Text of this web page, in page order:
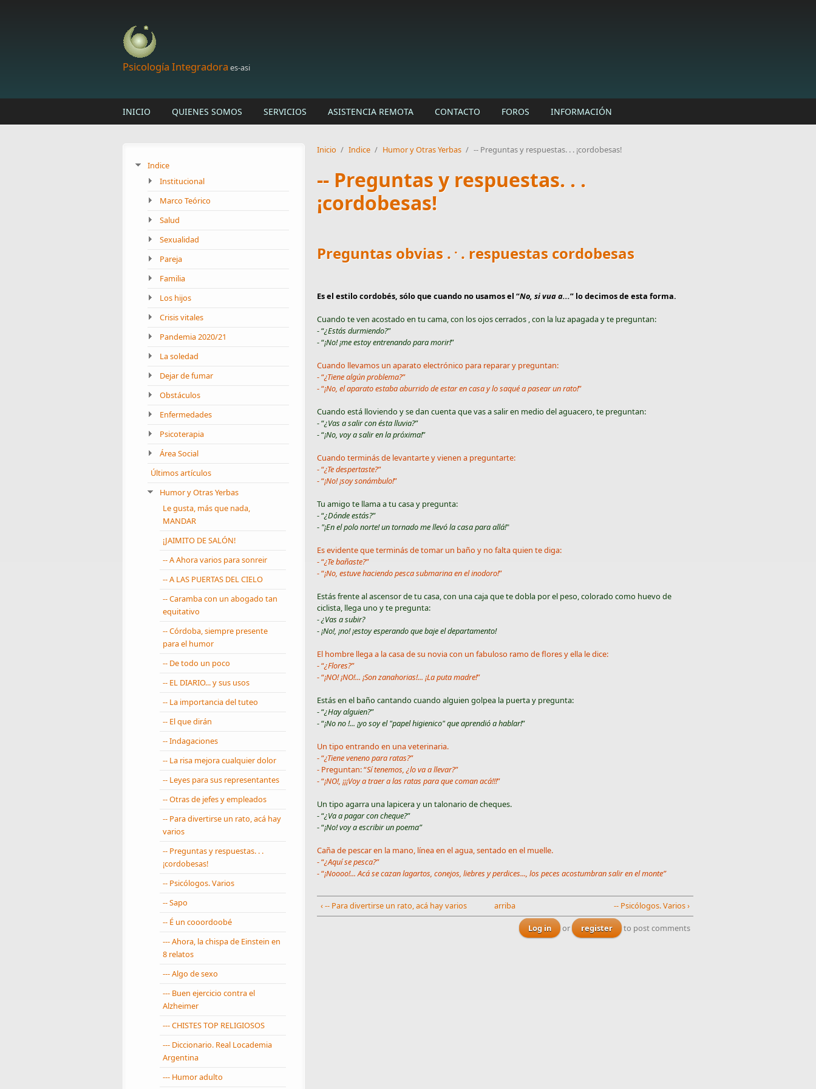
Psicología Integradora es-asi
INICIO QUIENES SOMOS SERVICIOS ASISTENCIA REMOTA CONTACTO FOROS INFORMACIÓN
Indice
Institucional
Marco Teórico
Salud
Sexualidad
Pareja
Familia
Los hijos
Crisis vitales
Pandemia 2020/21
La soledad
Dejar de fumar
Obstáculos
Enfermedades
Psicoterapia
Área Social
Últimos artículos
Humor y Otras Yerbas
Le gusta, más que nada,
MANDAR
¡JAIMITO DE SALÓN!
-- A Ahora varios para sonreir
-- A LAS PUERTAS DEL CIELO
-- Caramba con un abogado tan
equitativo
-- Córdoba, siempre presente
para el humor
-- De todo un poco
-- EL DIARIO... y sus usos
-- La importancia del tuteo
-- El que dirán
-- Indagaciones
-- La risa mejora cualquier dolor
-- Leyes para sus representantes
-- Otras de jefes y empleados
-- Para divertirse un rato, acá hay
varios
-- Preguntas y respuestas. . .
¡cordobesas!
-- Psicólogos. Varios
-- Sapo
-- É un cooordoobé
--- Ahora, la chispa de Einstein en
8 relatos
--- Algo de sexo
--- Buen ejercicio contra el
Alzheimer
--- CHISTES TOP RELIGIOSOS
--- Diccionario. Real Locademia
Argentina
--- Humor adulto
Inicio / Indice / Humor y Otras Yerbas / -- Preguntas y respuestas. . . ¡cordobesas!
-- Preguntas y respuestas. . .
¡cordobesas!
Preguntas obvias . . . respuestas cordobesas
Es el estilo cordobés, sólo que cuando no usamos el “No, si vua a...” lo decimos de esta forma.
Cuando te ven acostado en tu cama, con los ojos cerrados , con la luz apagada y te preguntan:
- “¿Estás durmiendo?”
- “¡No! ¡me estoy entrenando para morir!”
Cuando llevamos un aparato electrónico para reparar y preguntan:
- “¿Tiene algún problema?”
- “¡No, el aparato estaba aburrido de estar en casa y lo saqué a pasear un rato!”
Cuando está lloviendo y se dan cuenta que vas a salir en medio del aguacero, te preguntan:
- “¿Vas a salir con ésta lluvia?”
- “¡No, voy a salir en la próxima!”
Cuando terminás de levantarte y vienen a preguntarte:
- “¿Te despertaste?”
- “¡No! ¡soy sonámbulo!”
Tu amigo te llama a tu casa y pregunta:
- “¿Dónde estás?”
- "¡En el polo norte! un tornado me llevó la casa para allá!"
Es evidente que terminás de tomar un baño y no falta quien te diga:
- “¿Te bañaste?”
- “¡No, estuve haciendo pesca submarina en el inodoro!”
Estás frente al ascensor de tu casa, con una caja que te dobla por el peso, colorado como huevo de
ciclista, llega uno y te pregunta:
-¿Vas a subir?
-¡No!, ¡no! ¡estoy esperando que baje el departamento!
El hombre llega a la casa de su novia con un fabuloso ramo de flores y ella le dice:
- “¿Flores?”
- “¡NO! ¡NO!... ¡Son zanahorias!... ¡La puta madre!”
Estás en el baño cantando cuando alguien golpea la puerta y pregunta:
- “¿Hay alguien?”
- “¡No no !... ¡yo soy el "papel higienico" que aprendió a hablar!”
Un tipo entrando en una veterinaria.
- “¿Tiene veneno para ratas?”
- Preguntan: “Sí tenemos, ¿lo va a llevar?”
- “¡NO!, ¡¡¡Voy a traer a las ratas para que coman acá!!!”
Un tipo agarra una lapicera y un talonario de cheques.
- “¿Va a pagar con cheque?”
- “¡No! voy a escribir un poema”
Caña de pescar en la mano, línea en el agua, sentado en el muelle.
- “¿Aquí se pesca?”
- “¡Noooo!... Acá se cazan lagartos, conejos, liebres y perdices..., los peces acostumbran salir en el monte”
‹ -- Para divertirse un rato, acá hay varios arriba -- Psicólogos. Varios ›
Log in or register to post comments